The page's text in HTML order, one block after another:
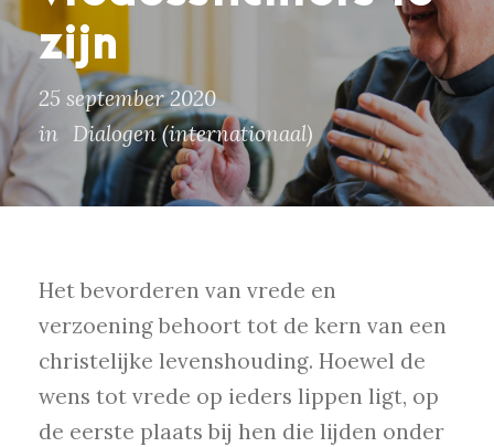
zijn
25 september 2020
in
Dialogen (internationaal)
Het bevorderen van vrede en
verzoening behoort tot de kern van een
christelijke levenshouding. Hoewel de
wens tot vrede op ieders lippen ligt, op
de eerste plaats bij hen die lijden onder